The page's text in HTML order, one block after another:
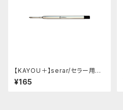
【KAYOU＋】serar/セラー用リ
フィル
¥165